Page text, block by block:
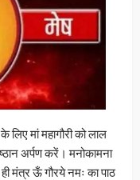
लिए मां महागौरी को लाल
अर्पण करें। मनोकामना
मंत्र ऊँ गौरये नमः का पाठ